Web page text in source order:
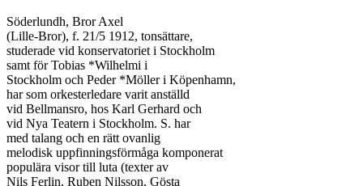
Söderlundh, Bror Axel
(Lille-Bror), f. 21/5 1912, tonsättare,
studerade vid konservatoriet i Stockholm
samt för Tobias *Wilhelmi i
Stockholm och Peder *Möller i Köpenhamn,
har som orkesterledare varit anställd
vid Bellmansro, hos Karl Gerhard och
vid Nya Teatern i Stockholm. S. har
med talang och en rätt ovanlig
melodisk uppfinningsförmåga komponerat
populära visor till luta (texter av
Nils Ferlin, Ruben Nilsson, Gösta